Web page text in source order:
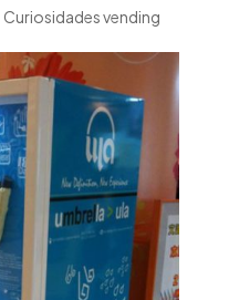
Curiosidades vending